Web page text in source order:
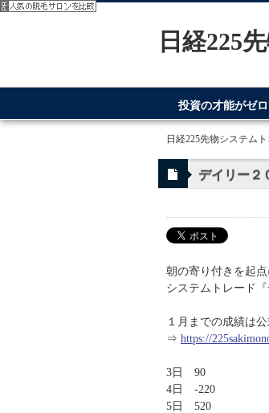
日経225
投資の才能がゼ
てるのが日経225
日経225先物システム
デイリー２
朝の寄り付きを起
システムトレード
１月までの成績は
⇒ https://
3日 90
4日 -220
5日 520